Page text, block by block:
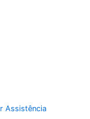
Assistência